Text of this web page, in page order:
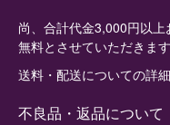
尚、合計代金3,000円以
無料とさせていただきます
送料・配送についての詳
不良品・返品について